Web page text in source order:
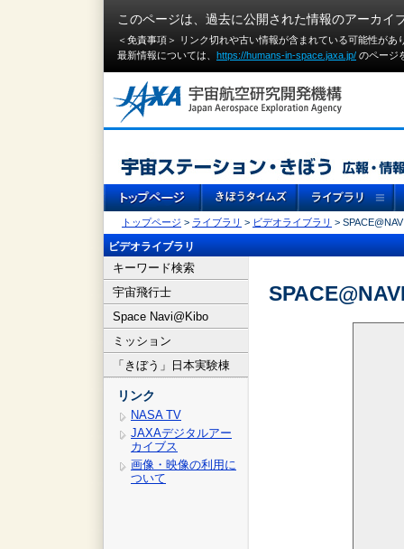
このページは、過去に公開された情報のアーカイ
＜免責事項＞ リンク切れや古い情報が含まれている可能性が
最新情報については、 https://humans-in-space.jaxa.jp/ のページ
トップページ > ライブラリ > ビデオライブラリ >
ビデオライブラリ
キーワード検索
宇宙飛行士
Space Navi@Kibo
ミッション
「きぼう」日本実験棟
リンク
NASA TV
JAXAデジタルアー
カイブス
画像・映像の利用に
ついて